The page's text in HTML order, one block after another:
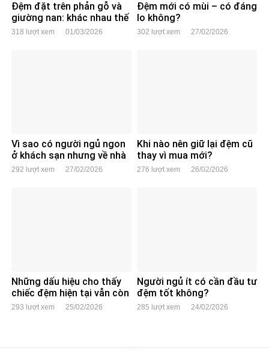
Đệm đặt trên phản gỗ và
giường nan: khác nhau thế
nào?
318 lượt xem 01/03/2026
Đệm mới có mùi – có đáng
lo không?
302 lượt xem 27/02/2026
Vì sao có người ngủ ngon
ở khách sạn nhưng về nhà
lại mất ngủ?
292 lượt xem 27/02/2026
Khi nào nên giữ lại đệm cũ
thay vì mua mới?
276 lượt xem 26/02/2026
Những dấu hiệu cho thấy
chiếc đệm hiện tại vẫn còn
dùng tốt
293 lượt xem 25/02/2026
Người ngủ ít có cần đầu tư
đệm tốt không?
285 lượt xem 24/02/2026